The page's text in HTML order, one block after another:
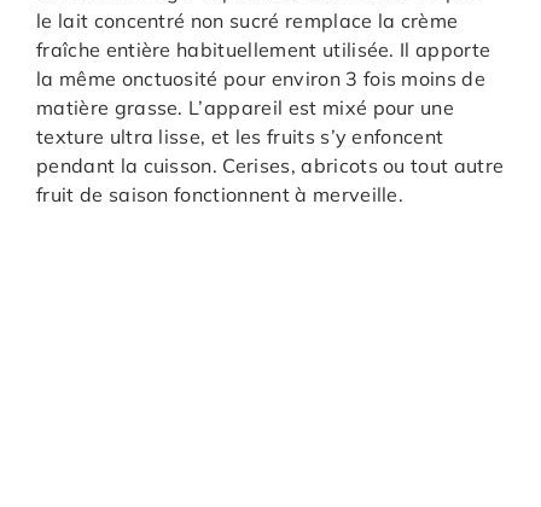
le lait concentré non sucré remplace la crème
fraîche entière habituellement utilisée. Il apporte
la même onctuosité pour environ 3 fois moins de
matière grasse. L’appareil est mixé pour une
texture ultra lisse, et les fruits s’y enfoncent
pendant la cuisson. Cerises, abricots ou tout autre
fruit de saison fonctionnent à merveille.